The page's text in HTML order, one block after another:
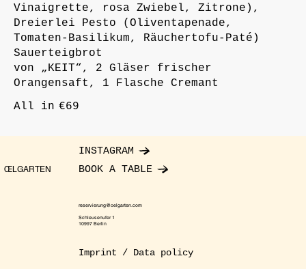
Vinaigrette, rosa Zwiebel, Zitrone),
Dreierlei Pesto (Oliventapenade,
Tomaten-Basilikum, Räuchertofu-Paté)
Sauerteigbrot
von „KEIT“, 2 Gläser frischer
Orangensaft, 1 Flasche Cremant
All in €69
ŒLGARTEN
INSTAGRAM
BOOK A TABLE
reservierung@oelgarten.com
Schleusenufer 1
10997 Berlin
Imprint / Data policy